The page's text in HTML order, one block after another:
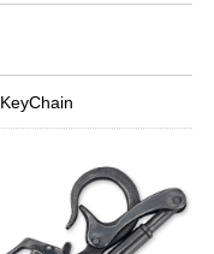
KeyChain